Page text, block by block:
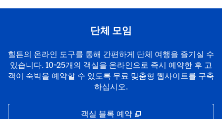
단체 모임
힐튼의 온라인 도구를 통해 간편하게 단체 여행을 즐기실 수
있습니다. 10~25개의 객실을 온라인으로 즉시 예약한 후 고
객이 숙박을 예약할 수 있도록 무료 맞춤형 웹사이트를 구축
하십시오.
객실 블록 예약 ,